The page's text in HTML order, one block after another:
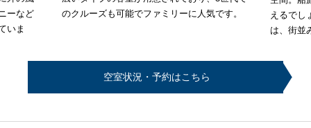
ーなど
いま
のクルーズも可能でファミリーに人気です。
えるでし
は、街並
空室状況・予約はこちら